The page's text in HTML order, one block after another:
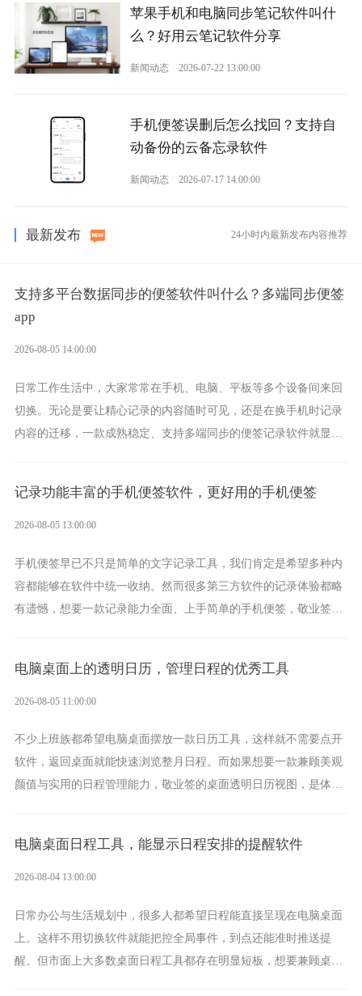
苹果手机和电脑同步笔记软件叫什
么？好用云笔记软件分享
新闻动态 2026-07-22 13:00:00
手机便签误删后怎么找回？支持自
动备份的云备忘录软件
新闻动态 2026-07-17 14:00:00
最新发布 24小时内最新发布内容推荐
支持多平台数据同步的便签软件叫什么？多端同步便签
app
2026-08-05 14:00:00
日常工作生活中，大家常常在手机、电脑、平板等多个设备间来回
切换。无论是要让精心记录的内容随时可见，还是在换手机时记录
内容的迁移，一款成熟稳定、支持多端同步的便签记录软件就显得
记录功能丰富的手机便签软件，更好用的手机便签
2026-08-05 13:00:00
手机便签早已不只是简单的文字记录工具，我们肯定是希望多种内
容都能够在软件中统一收纳。然而很多第三方软件的记录体验都略
有遗憾，想要一款记录能力全面、上手简单的手机便签，敬业签是
电脑桌面上的透明日历，管理日程的优秀工具
2026-08-05 11:00:00
不少上班族都希望电脑桌面摆放一款日历工具，这样就不需要点开
软件，返回桌面就能快速浏览整月日程。而如果想要一款兼顾美观
颜值与实用的日程管理能力，敬业签的桌面透明日历视图，是体验
电脑桌面日程工具，能显示日程安排的提醒软件
2026-08-04 13:00:00
日常办公与生活规划中，很多人都希望日程能直接呈现在电脑桌面
上。这样不用切换软件就能把控全局事件，到点还能准时推送提
醒。但市面上大多数桌面日程工具都存在明显短板，想要兼顾桌面